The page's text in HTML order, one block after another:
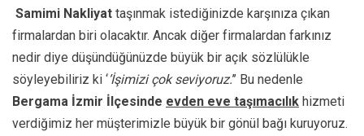
Samimi Nakliyat taşınmak istediğinizde karşınıza çıkan
firmalardan biri olacaktır. Ancak diğer firmalardan farkınız
nedir diye düşündüğünüzde büyük bir açık sözlülükle
söyleyebiliriz ki ‘’İşimizi çok seviyoruz.’’ Bu nedenle
Bergama İzmir İlçesinde evden eve taşımacılık hizmeti
verdiğimiz her müşterimizle büyük bir gönül bağı kuruyoruz.